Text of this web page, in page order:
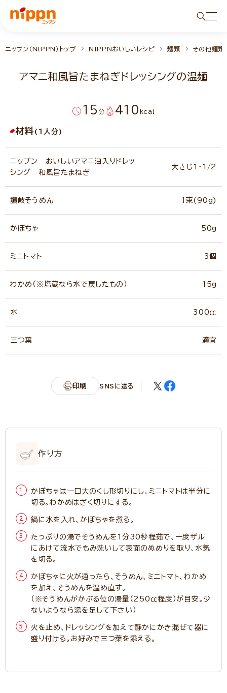
ニップン（NIPPN）トップ NIPPNおいしいレシピ 麺類 その他麺類
アマニ和風旨たまねぎドレッシングの温麺
15 分 410 kcal
材料(1人分)
ニップン おいしいアマニ油入りドレッ
シング 和風旨たまねぎ
大さじ1・1/2
讃岐そうめん 1束(90g)
かぼちゃ 50g
ミニトマト 3個
わかめ（※塩蔵なら水で戻したもの） 15g
水 300㏄
三つ葉 適宜
印刷 SNSに送る
作り方
かぼちゃは一口大のくし形切りにし、ミニトマトは半分に
切る。わかめはざく切りにする。
鍋に水を入れ、かぼちゃを煮る。
たっぷりの湯でそうめんを1分30秒程茹で、一度ザル
にあけて流水でもみ洗いして表面のぬめりを取り、水気
を切る。
かぼちゃに火が通ったら、そうめん、ミニトマト、わかめ
を加え、そうめんを温め直す。
（※そうめんがかぶる位の湯量（250㏄程度）が目安。少
ないようなら湯を足して下さい）
火を止め、ドレッシングを加えて静かにかき混ぜて器に
盛り付ける。お好みで三つ葉を添える。